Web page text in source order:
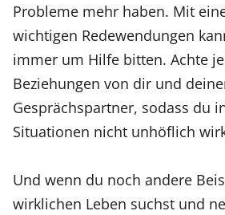
Probleme mehr haben. Mit
wichtigen Redewendungen
immer um Hilfe bitten. Achte
Beziehungen von dir und
Gesprächspartner, sodass du
Situationen nicht unhöflich
Und wenn du noch andere
wirklichen Leben suchst und